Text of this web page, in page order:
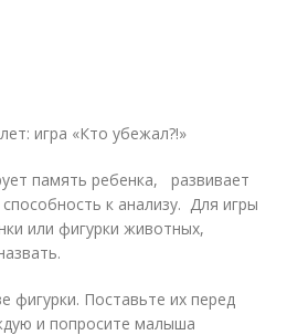
игра «Кто убежал?!»
память ребенка, развивает
к анализу. Для игры
или фигурки животных,
фигурки. Поставьте их перед
и попросите малыша